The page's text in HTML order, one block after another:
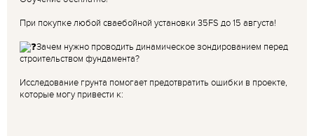
При покупке любой сваебойной установки 35FS до 15 августа!
Зачем нужно проводить динамическое зондированием перед
строительством фундамента?
Исследование грунта помогает предотвратить ошибки в проекте,
которые могу привести к: